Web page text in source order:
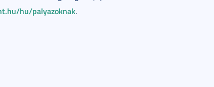
hu/palyazoknak.